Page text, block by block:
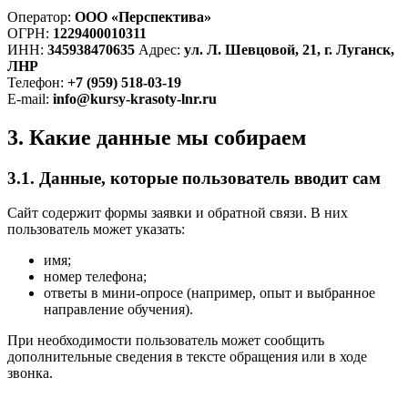
Оператор: ООО «Перспектива»
ОГРН: 1229400010311
ИНН: 345938470635 Адрес: ул. Л. Шевцовой, 21, г. Луганск,
ЛНР
Телефон: +7 (959) 518-03-19
E-mail: info@kursy-krasoty-lnr.ru
3. Какие данные мы собираем
3.1. Данные, которые пользователь вводит сам
Сайт содержит формы заявки и обратной связи. В них
пользователь может указать:
имя;
номер телефона;
ответы в мини-опросе (например, опыт и выбранное
направление обучения).
При необходимости пользователь может сообщить
дополнительные сведения в тексте обращения или в ходе
звонка.